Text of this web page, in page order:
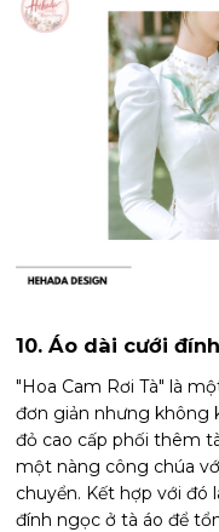
10. Áo dài cưới
"Hoa Cam Rơi Tà" là
đơn giản nhưng không
đỏ cao cấp phối thêm
một nàng công chúa
chuyển. Kết hợp với đó
đính ngọc ở tà áo để